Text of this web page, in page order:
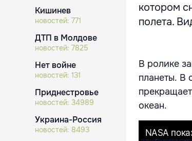
Кишинев
новостей: 771
ДТП в Молдове
новостей: 7825
Нет войне
новостей: 131
Приднестровье
новостей: 34989
Украина-Россия
новостей: 8493
котором
полета.
В ролике
планеты. В
океан.